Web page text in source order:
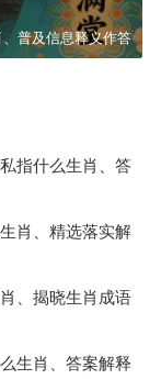
普及信息释义作答
指什么生肖、答
肖、精选落实解
、揭晓生肖成语
生肖、答案解释